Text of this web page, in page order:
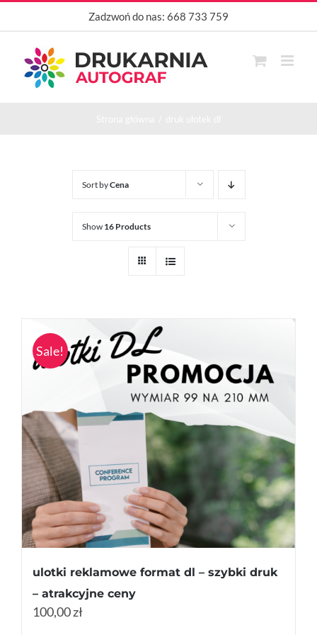
Przejdź
Zadzwoń do nas: 668 733 759
Sort byCena
Show 16 Products
Sale!
ulotki reklamowe format dl – szybki druk
– atrakcyjne ceny
100,00 zł